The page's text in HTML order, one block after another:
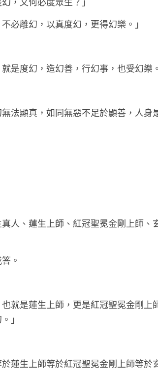
，又何必度眾生？」
必離幻，以真度幻，更得幻樂。」
是度幻，造幻善，行幻事，也受幻樂
法顯真，如同無惡不足於顯善，人身
人、蓮生上師、紅冠聖冕金剛上師、
。
也就是蓮生上師，更是紅冠聖冕金剛
」
於蓮生上師等於紅冠聖冕金剛上師等